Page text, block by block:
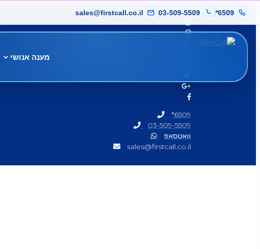
*6509
03-509-5509
sales@firstcall.co.il
מענה אנושי
*6509
03-509-5509
וואטסאפ
sales@firstcall.co.il